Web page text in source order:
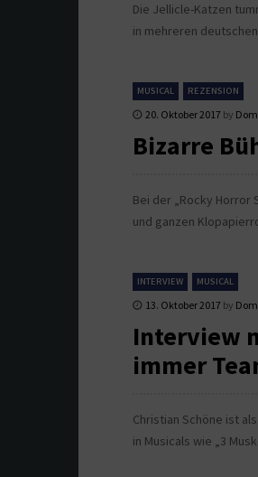
Die Jellicle-Katzen
in mehreren
MUSICAL REZENSION
20. Oktober 2017 by
Bizarre
Bei der „Rocky Horror
und ganzen
INTERVIEW MUSICAL
13. Oktober 2017 by
Interview
immer
Christian Schöne ist
in Musicals wie „3